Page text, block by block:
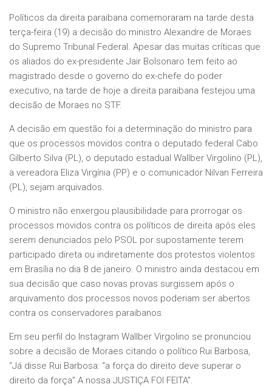
Políticos da direita paraibana comemoraram na tarde desta
terça-feira (19) a decisão do ministro Alexandre de Moraes
do Supremo Tribunal Federal. Apesar das muitas críticas que
os aliados do ex-presidente Jair Bolsonaro tem feito ao
magistrado desde o governo do ex-chefe do poder
executivo, na tarde de hoje a direita paraibana festejou uma
decisão de Moraes no STF.
A decisão em questão foi a determinação do ministro para
que os processos movidos contra o deputado federal Cabo
Gilberto Silva (PL), o deputado estadual Wallber Virgolino (PL),
a vereadora Eliza Virgínia (PP) e o comunicador Nilvan Ferreira
(PL), sejam arquivados.
O ministro não enxergou plausibilidade para prorrogar os
processos movidos contra os políticos de direita após eles
serem denunciados pelo PSOL por supostamente terem
participado direta ou indiretamente dos protestos violentos
em Brasília no dia 8 de janeiro. O ministro ainda destacou em
sua decisão que caso novas provas surgissem após o
arquivamento dos processos novos poderiam ser abertos
contra os conservadores paraibanos.
Em seu perfil do Instagram Wallber Virgolino se pronunciou
sobre a decisão de Moraes citando o político Rui Barbosa,
“Já disse Rui Barbosa: “a força do direito deve superar o
direito da força” A nossa JUSTIÇA FOI FEITA”.